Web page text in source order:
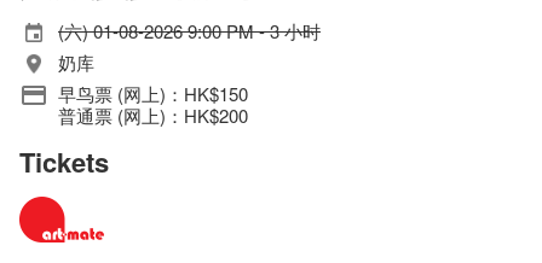
(六) 01-08-2026 9:00 PM - 3 小时
奶库
早鸟票 (网上)：HK$150
普通票 (网上)：HK$200
Tickets